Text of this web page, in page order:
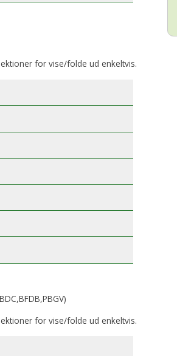
for vise/folde ud enkeltvis.
for vise/folde ud enkeltvis.